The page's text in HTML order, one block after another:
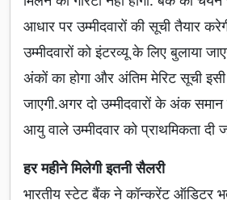
आधार पर उम्मीदवारों की सूची तैयार
उम्मीदवारों को इंटरव्यू के लिए बुलाया
अंकों का होगा और अंतिम मेरिट सूची
जाएगी.अगर दो उम्मीदवारों के अंक
आयु वाले उम्मीदवार को प्राथमिकता दी
हर महीने मिलेगी इतनी सैलरी
भारतीय स्टेट बैंक ने कॉन्करेंट ऑडिटर